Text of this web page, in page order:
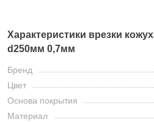
Характеристики врезки
d250мм 0,7мм
Бренд
Цвет
Основа покрытия
Материал